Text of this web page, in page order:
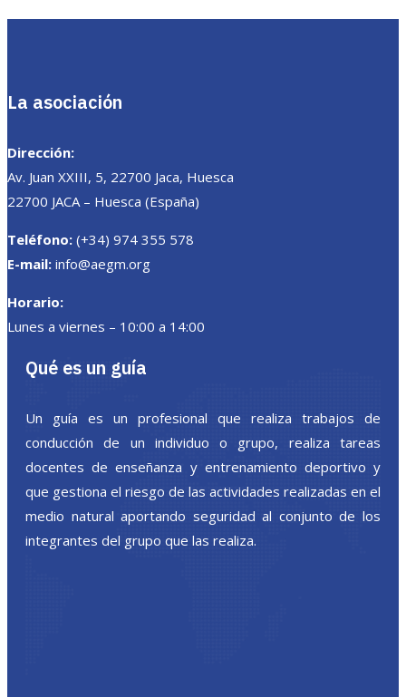
La asociación
Dirección:
Av. Juan XXIII, 5, 22700 Jaca, Huesca
22700 JACA – Huesca (España)
Teléfono: (+34) 974 355 578
E-mail: info@aegm.org
Horario:
Lunes a viernes – 10:00 a 14:00
Qué es un guía
Un guía es un profesional que realiza trabajos de
conducción de un individuo o grupo, realiza tareas
docentes de enseñanza y entrenamiento deportivo y
que gestiona el riesgo de las actividades realizadas en el
medio natural aportando seguridad al conjunto de los
integrantes del grupo que las realiza.